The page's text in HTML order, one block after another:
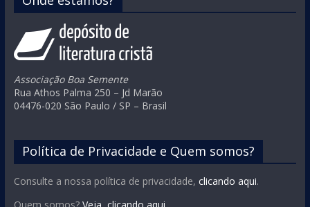
Associação Boa Semente
Rua Athos Palma 250 – Jd Marão
04476-020 São Paulo / SP – Brasil
Política de Privacidade e Quem somos?
Consulte a nossa política de privacidade, clicando aqui.
Quem somos? Veja, clicando aqui.